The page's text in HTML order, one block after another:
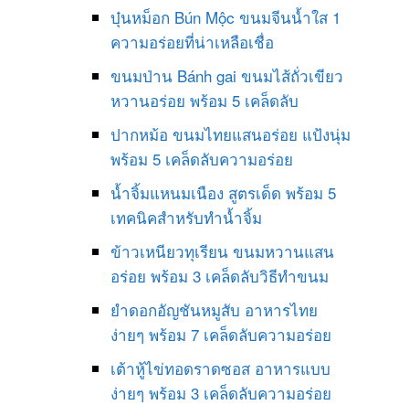
บุ๋นหม็อก Bún Mộc ขนมจีนน้ำใส 1
ความอร่อยที่น่าเหลือเชื่อ
ขนมป่าน Bánh gai ขนมไส้ถั่วเขียว
หวานอร่อย พร้อม 5 เคล็ดลับ
ปากหม้อ ขนมไทยแสนอร่อย แป้งนุ่ม
พร้อม 5 เคล็ดลับความอร่อย
น้ำจิ้มแหนมเนือง สูตรเด็ด พร้อม 5
เทคนิคสำหรับทำน้ำจิ้ม
ข้าวเหนียวทุเรียน ขนมหวานแสน
อร่อย พร้อม 3 เคล็ดลับวิธีทำขนม
ยำดอกอัญชันหมูสับ อาหารไทย
ง่ายๆ พร้อม 7 เคล็ดลับความอร่อย
เต้าหู้ไข่ทอดราดซอส อาหารแบบ
ง่ายๆ พร้อม 3 เคล็ดลับความอร่อย